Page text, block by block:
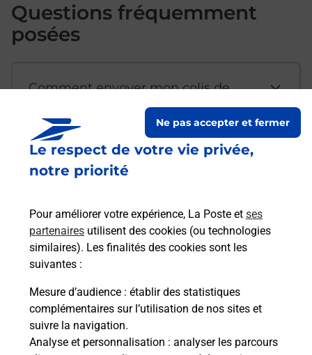
Le respect de votre vie privée,
notre priorité
Pour améliorer votre expérience, La Poste et ses
partenaires utilisent des cookies (ou technologies
similaires). Les finalités des cookies sont les
suivantes :
Mesure d’audience : établir des statistiques
complémentaires sur l’utilisation de nos sites et
suivre la navigation.
Analyse et personnalisation : analyser les parcours
Ne pas accepter et fermer
Questions fréquemment
posées
Comment envoyer mon colis de
Est-il possible d’acheter un
emballage directement depuis un
Comment demander une
modification de livraison ?
Comment La Poste participe-t-elle
à votre sécurité au quotidien ?